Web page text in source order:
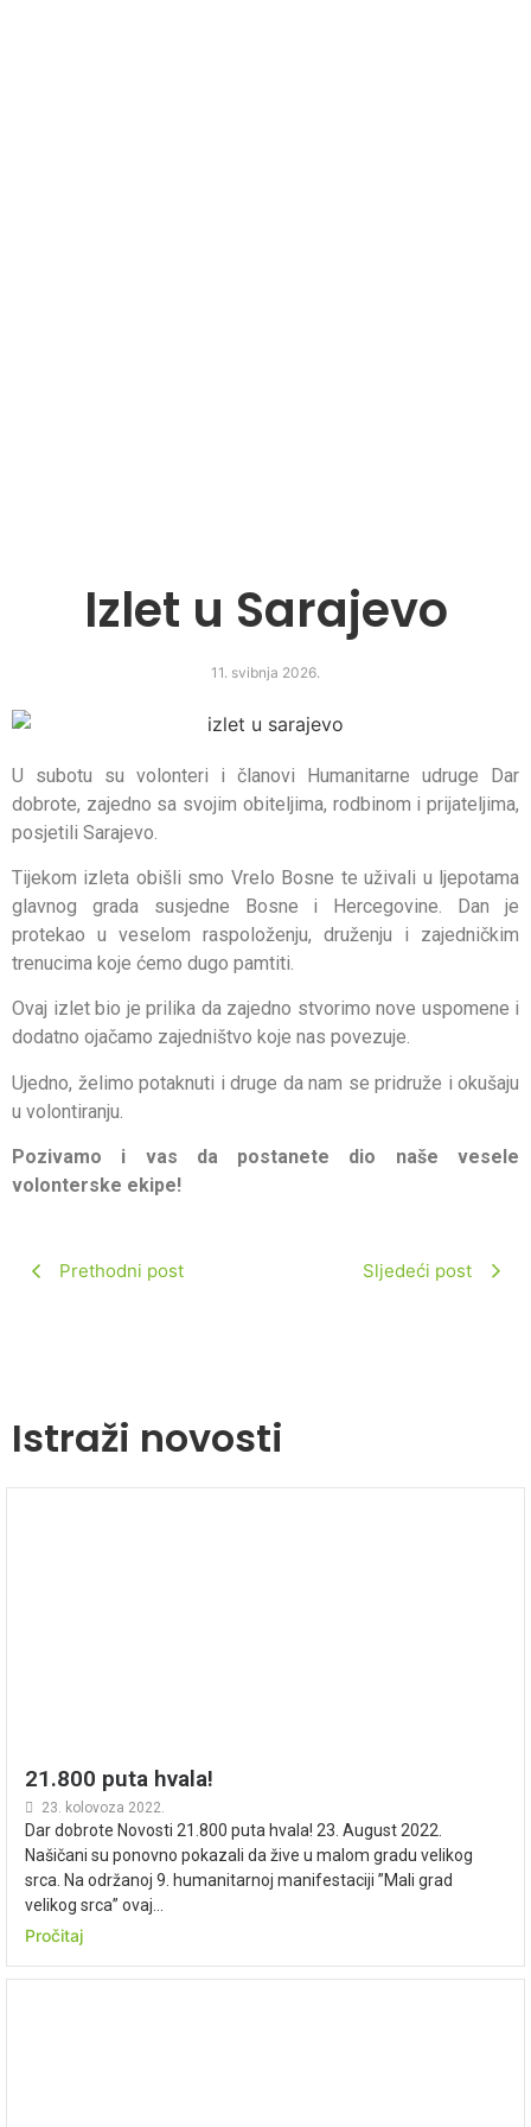
Izlet u Sarajevo
11. svibnja 2026.
U subotu su volonteri i članovi Humanitarne udruge Dar
dobrote, zajedno sa svojim obiteljima, rodbinom i prijateljima,
posjetili Sarajevo.
Tijekom izleta obišli smo Vrelo Bosne te uživali u ljepotama
glavnog grada susjedne Bosne i Hercegovine. Dan je
protekao u veselom raspoloženju, druženju i zajedničkim
trenucima koje ćemo dugo pamtiti.
Ovaj izlet bio je prilika da zajedno stvorimo nove uspomene i
dodatno ojačamo zajedništvo koje nas povezuje.
Ujedno, želimo potaknuti i druge da nam se pridruže i okušaju
u volontiranju.
Pozivamo i vas da postanete dio naše vesele
volonterske ekipe!
Prethodni post Sljedeći post
Istraži novosti
21.800 puta hvala!
23. kolovoza 2022.
Dar dobrote Novosti 21.800 puta hvala! 23. August 2022.
Našičani su ponovno pokazali da žive u malom gradu velikog
srca. Na održanoj 9. humanitarnoj manifestaciji ”Mali grad
velikog srca” ovaj...
Pročitaj